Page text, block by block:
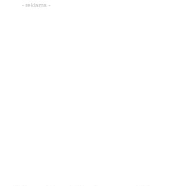
- reklama -